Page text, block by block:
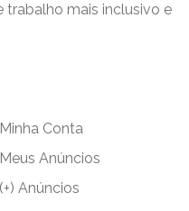
trabalho mais inclusivo e
Minha Conta
Meus Anúncios
(+) Anúncios